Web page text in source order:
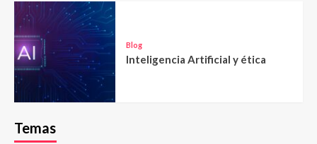
Blog
Inteligencia Artificial y ética
Temas